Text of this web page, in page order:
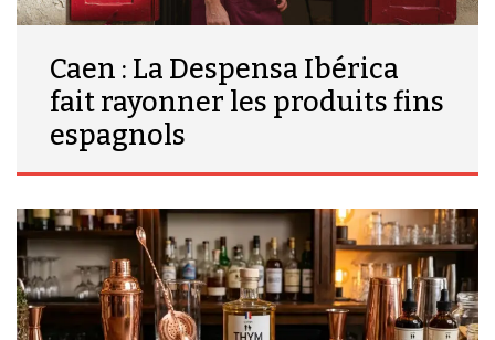
Caen : La Despensa Ibérica
fait rayonner les produits fins
espagnols